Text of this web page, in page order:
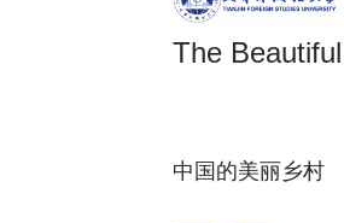
The
中国的美丽乡村